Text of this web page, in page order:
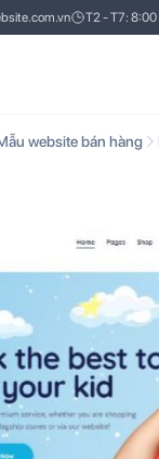
T2 - T7:
website bán hàng